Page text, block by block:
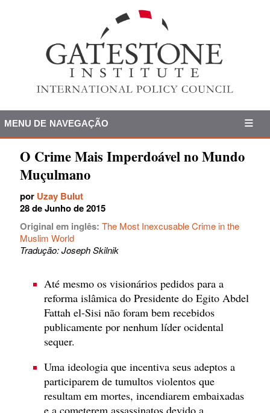
MENU DE NAVEGAÇÃO
O Crime Mais Imperdoável no Mundo
Muçulmano
por Uzay Bulut
28 de Junho de 2015
Original em inglês: The Most Inexcusable Crime in the
Muslim World
Tradução: Joseph Skilnik
Até mesmo os visionários pedidos para a
reforma islâmica do Presidente do Egito Abdel
Fattah el-Sisi não foram bem recebidos
publicamente por nenhum líder ocidental
sequer.
Uma ideologia que incentiva seus adeptos a
participarem de tumultos violentos que
resultam em mortes, incendiarem embaixadas
e a cometerem assassinatos devido a